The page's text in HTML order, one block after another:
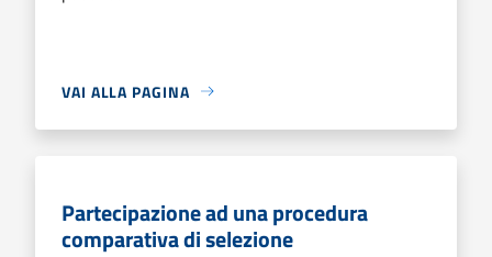
VAI ALLA PAGINA
Partecipazione ad una procedura
comparativa di selezione